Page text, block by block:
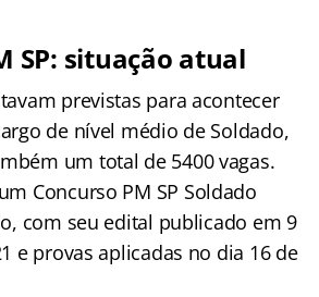
SP: situação atual
previstas para acontecer
de nível médio de Soldado,
um total de 5400 vagas.
Concurso PM SP Soldado
com seu edital publicado em 9
e provas aplicadas no dia 16 de